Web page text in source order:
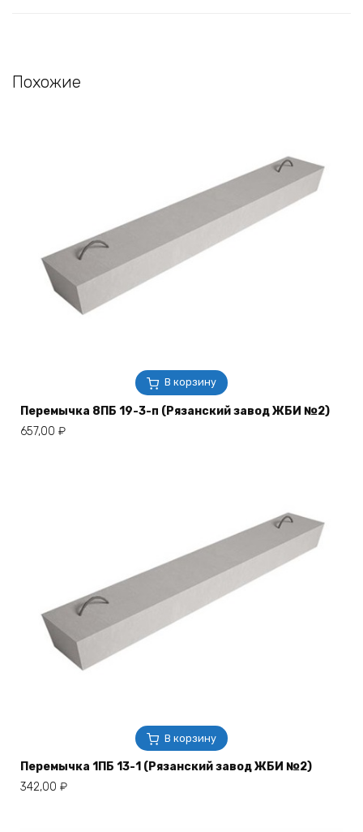
Похожие
В корзину
Перемычка 8ПБ 19-3-п (Рязанский завод ЖБИ №2)
657,00 ₽
В корзину
Перемычка 1ПБ 13-1 (Рязанский завод ЖБИ №2)
342,00 ₽